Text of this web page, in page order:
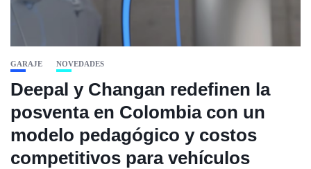
GARAJE NOVEDADES
Deepal y Changan redefinen la
posventa en Colombia con un
modelo pedagógico y costos
competitivos para vehículos